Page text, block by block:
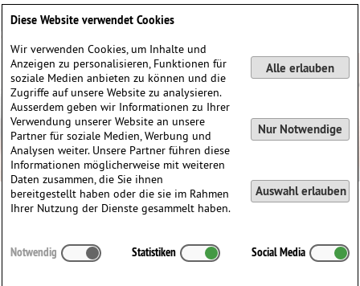
Some birthday, für 2 Bratschen und Violoncello
Diese Website verwendet Cookies
Wir verwenden Cookies, um Inhalte und
Anzeigen zu personalisieren, Funktionen für
soziale Medien anbieten zu können und die
Zugriffe auf unsere Website zu analysieren.
Ausserdem geben wir Informationen zu Ihrer
Verwendung unserer Website an unsere
Partner für soziale Medien, Werbung und
Analysen weiter. Unsere Partner führen diese
Informationen möglicherweise mit weiteren
Daten zusammen, die Sie ihnen
bereitgestellt haben oder die sie im Rahmen
Ihrer Nutzung der Dienste gesammelt haben.
Alle erlauben
Nur Notwendige
Auswahl erlauben
Notwendig Statistiken Social Media